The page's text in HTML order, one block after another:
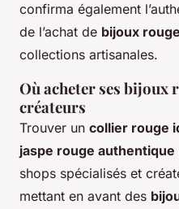
confirma également
de l’achat de bijoux
collections artisanales.
Où acheter ses bijoux
créateurs
Trouver un collier rouge
jaspe rouge authentique
shops spécialisés et
mettant en avant des